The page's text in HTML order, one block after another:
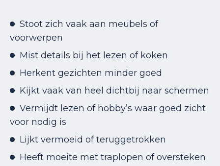
Stoot zich vaak aan meubels of
voorwerpen
Mist details bij het lezen of koken
Herkent gezichten minder goed
Kijkt vaak van heel dichtbij naar schermen
Vermijdt lezen of hobby’s waar goed zicht
voor nodig is
Lijkt vermoeid of teruggetrokken
Heeft moeite met traplopen of oversteken